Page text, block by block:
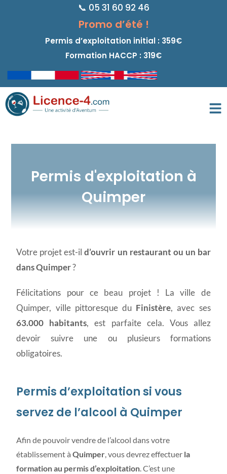
📞 05 31 60 92 46
Promo d’été !
Permis d’exploitation initial : 359€
Formation HACCP : 319€
Permis d'exploitation à
Quimper
Votre projet est-ild’ouvrir un restaurant ou un bar
dans Quimper?
Félicitations pour ce beau projet ! La ville de
Quimper, ville pittoresque du Finistère, avec ses
63.000 habitants, est parfaite cela. Vous allez
devoir suivre une ou plusieurs formations
obligatoires.
Permis d’exploitation si vous
servez de l’alcool à Quimper
Afin de pouvoir vendre de l’alcool dans votre
établissement àQuimper, vous devrez effectuer la
formation au permis d’exploitation. C’est une